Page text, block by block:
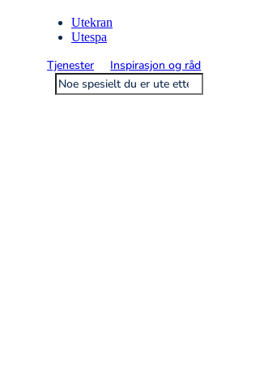
Utekran
Utespa
Tjenester Inspirasjon og råd